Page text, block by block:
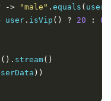
-> "male" . equals ( user
user . isVip () ? 20 : 0
(). stream()
))